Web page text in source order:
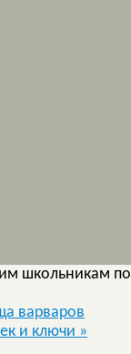
школьникам
варваров
и ключи »